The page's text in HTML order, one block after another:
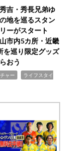
吉・秀長兄弟ゆ
地を巡るスタン
ーがスタート
市内5カ所・近畿
を巡り限定グッズ
おう
ャー
ライフスタイ